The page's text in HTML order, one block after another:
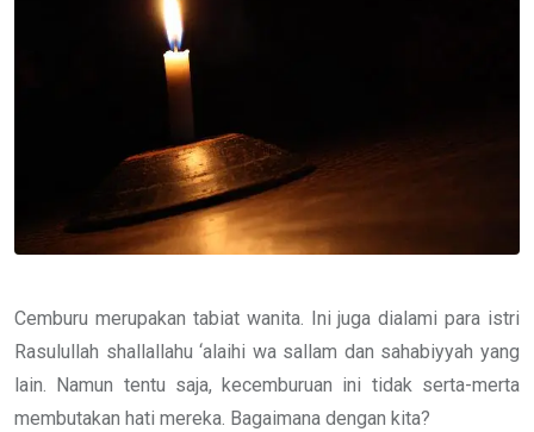
Cemburu merupakan tabiat wanita. Ini juga dialami para istri
Rasulullah shallallahu ‘alaihi wa sallam dan sahabiyyah yang
lain. Namun tentu saja, kecemburuan ini tidak serta-merta
membutakan hati mereka. Bagaimana dengan kita?